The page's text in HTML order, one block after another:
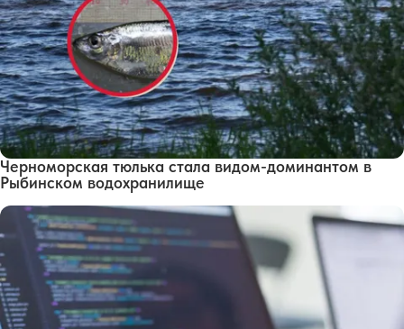
Черноморская тюлька стала видом-доминантом в
Рыбинском водохранилище